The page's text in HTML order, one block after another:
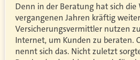
Denn in der Beratung hat sich die
vergangenen Jahren kräftig
Versicherungsvermittler nutzen
Internet, um Kunden zu beraten.
nennt sich das. Nicht zuletzt